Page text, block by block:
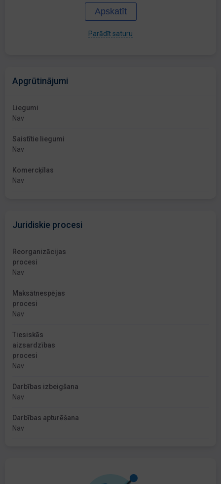
Apskatīt
Parādīt saturu
Apgrūtinājumi
Liegumi
Nav
Saistītie liegumi
Nav
Komercķīlas
Nav
Juridiskie procesi
Reorganizācijas
procesi
Nav
Maksātnespējas
procesi
Nav
Tiesiskās
aizsardzības
procesi
Nav
Darbības izbeigšana
Nav
Darbības apturēšana
Nav